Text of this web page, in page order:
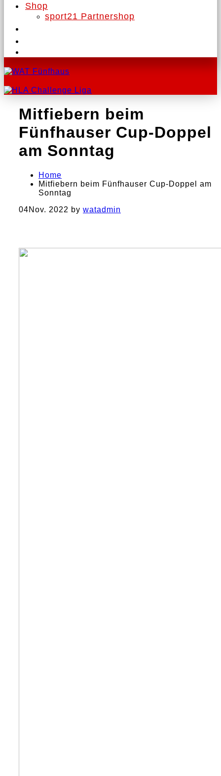
Shop
sport21 Partnershop
Mitfiebern beim
Fünfhauser Cup-Doppel
am Sonntag
Home
Mitfiebern beim Fünfhauser Cup-Doppel am
Sonntag
04Nov. 2022 by watadmin